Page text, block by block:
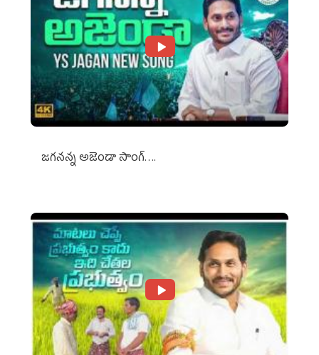
జగనన్న అజెండా సాంగ్….